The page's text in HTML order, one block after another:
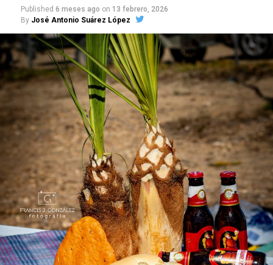
Published 6 meses ago on 13 febrero, 2026
By José Antonio Suárez López